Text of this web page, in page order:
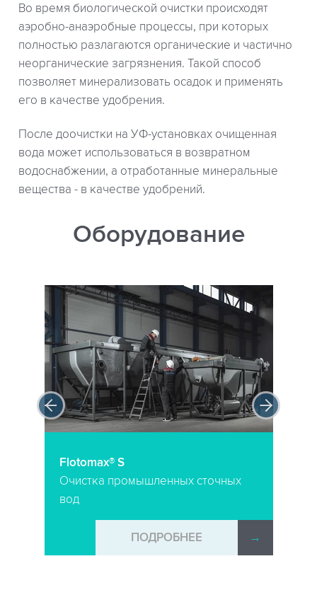
Во время биологической очистки происходят
аэробно-анаэробные процессы, при которых
полностью разлагаются органические и частично
неорганические загрязнения. Такой способ
позволяет минерализовать осадок и применять
его в качестве удобрения.
После доочистки на УФ-установках очищенная
вода может использоваться в возвратном
водоснабжении, а отработанные минеральные
вещества - в качестве удобрений.
Оборудование
Flotomax® S
Очистка промышленных сточных
вод
ПОДРОБНЕЕ →